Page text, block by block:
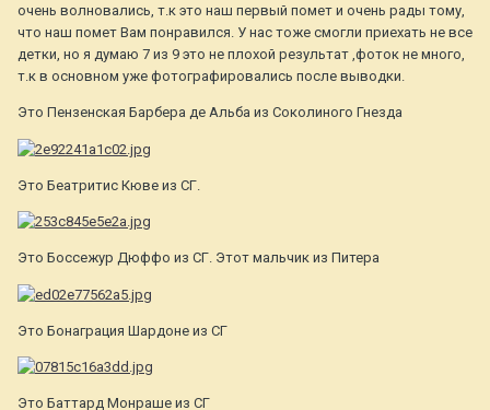
очень волновались, т.к это наш первый помет и очень рады тому,
что наш помет Вам понравился. У нас тоже смогли приехать не все
детки, но я думаю 7 из 9 это не плохой результат ,фоток не много,
т.к в основном уже фотографировались после выводки.
Это Пензенская Барбера де Альба из Соколиного Гнезда
Это Беатритис Кюве из СГ.
Это Боссежур Дюффо из СГ. Этот мальчик из Питера
Это Бонаграция Шардоне из СГ
Это Баттард Монраше из СГ